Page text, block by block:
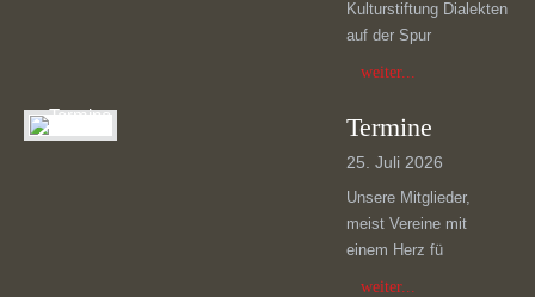
Kulturstiftung Dialekten
auf der Spur
weiter...
Termine
25. Juli 2026
Unsere Mitglieder,
meist Vereine mit
einem Herz fü
weiter...